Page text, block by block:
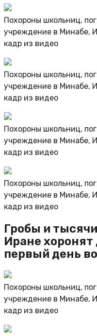
Похороны школьниц,
учреждение в Минабе,
кадр из видео
Похороны школьниц,
учреждение в Минабе,
кадр из видео
Похороны школьниц,
учреждение в Минабе,
кадр из видео
Похороны школьниц,
учреждение в Минабе,
кадр из видео
Гробы и
Иране хоронят
первый день
Похороны школьниц,
учреждение в Минабе,
кадр из видео